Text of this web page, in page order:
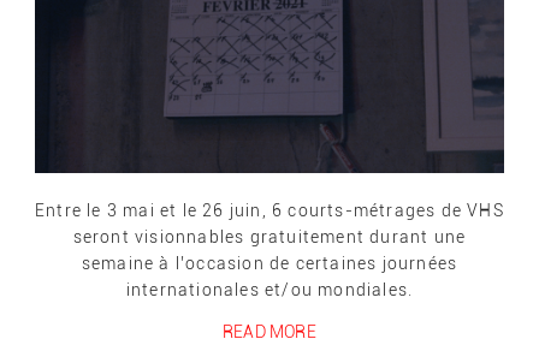
Entre le 3 mai et le 26 juin, 6 courts-métrages de VHS
seront visionnables gratuitement durant une
semaine à l’occasion de certaines journées
internationales et/ou mondiales.
READ MORE